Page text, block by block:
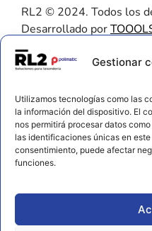
Gestionar
Utilizamos tecnologías como las
la información del dispositivo. El
nos permitirá procesar datos
las identificaciones únicas en
consentimiento, puede afectar
funciones.
RL2 © 2024. Todos los
Desarrollado por
Contacto
672 202 722
info@rl2.eu
Información
Aviso legal y privacidad
Declaración de